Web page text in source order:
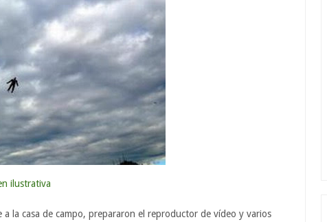
ilustrativa
la casa de campo, prepararon el reproductor de vídeo y varios